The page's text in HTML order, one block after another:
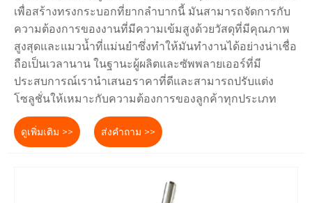
เพื่อสร้างทรงกระบอกที่ยากลำบากนี้ มันสามารถจัดการกับ
ความต้องการของงานที่มีความเข้มสูงด้วยวัสดุที่มีคุณภาพ
สูงสุดและแมวน้ำที่แม่นยำซึ่งทำให้มันทำงานได้อย่างน่าเชื่อ
ถือเป็นเวลานาน ในฐานะผู้ผลิตและซัพพลายเออร์ที่มี
ประสบการณ์เรานำเสนอราคาที่ดีและสามารถปรับแต่ง
โซลูชั่นให้เหมาะกับความต้องการของลูกค้าทุกประเภท
ดูเพิ่มเติม >> ส่งคำถาม >>